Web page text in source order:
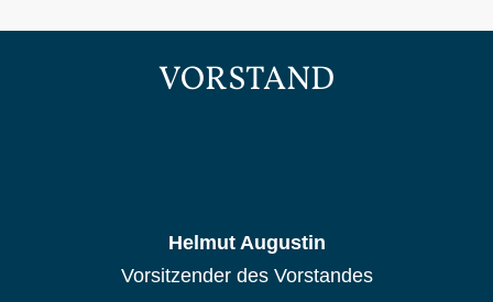
VORSTAND
Helmut Augustin
Vorsitzender des Vorstandes